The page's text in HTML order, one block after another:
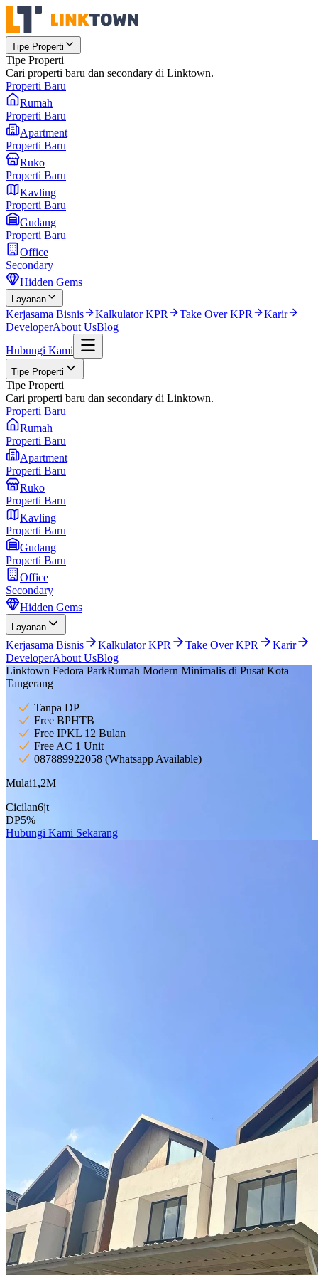
Tipe Properti
Tipe Properti
Cari properti baru dan secondary di Linktown.
Properti Baru
Rumah
Properti Baru
Apartment
Properti Baru
Ruko
Properti Baru
Kavling
Properti Baru
Gudang
Properti Baru
Office
Secondary
Hidden Gems
Layanan
Kerjasama Bisnis Kalkulator KPR Take Over KPR
Karir
DeveloperAbout UsBlog
Hubungi Kami
Tipe Properti
Tipe Properti
Cari properti baru dan secondary di Linktown.
Properti Baru
Rumah
Properti Baru
Apartment
Properti Baru
Ruko
Properti Baru
Kavling
Properti Baru
Gudang
Properti Baru
Office
Secondary
Hidden Gems
Layanan
Kerjasama Bisnis Kalkulator KPR Take Over KPR
Karir
DeveloperAbout UsBlog
Linktown Fedora ParkRumah Modern Minimalis di Pusat Kota
Tangerang
Tanpa DP
Free BPHTB
Free IPKL 12 Bulan
Free AC 1 Unit
087889922058 (Whatsapp Available)
Mulai1,2M
Cicilan6jt
DP5%
Hubungi Kami Sekarang